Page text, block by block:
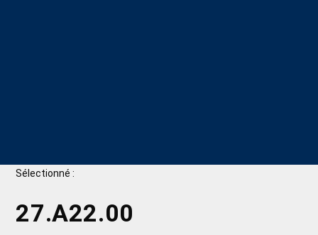
Sélectionné :
27.A22.00